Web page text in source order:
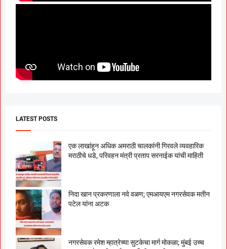
LATEST POSTS
एक लाखांहून अधिक अमराठी चालकांनी गिरवले व्यवहारिक
मराठीचे धडे, परिवहन मंत्री प्रताप सरनाईक यांची माहिती
निदा खान प्रकरणाला नवे वळण; एमआयएम नगरसेवक मतीन
पटेल यांना अटक
नगरसेवक रमेश म्हात्रेच्या सुटकेचा मार्ग मोकळा; मुंबई उच्च